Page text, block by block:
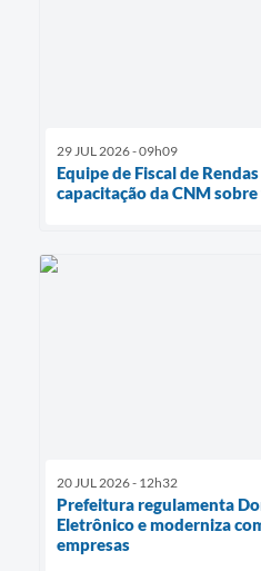
29 JUL 2026 - 09h09
Equipe de Fiscal de
capacitação da CNM
20 JUL 2026 - 12h32
Prefeitura regulamenta
Eletrônico e moderniza
empresas